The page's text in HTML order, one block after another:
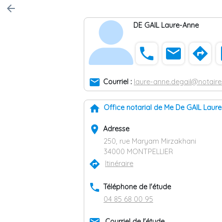
arrow_back
DE GAIL Laure-Anne
phone email directions
email Courriel : laure-
home Office notarial de Me De GAIL
place Adresse
250, rue Maryam Mirzakhani
34000 MONTPELLIER
directions Itinéraire
phone Téléphone de l'étude
04 85 68 00 95